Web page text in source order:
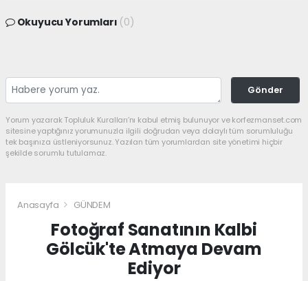
Okuyucu Yorumları (0)
Gönder
Yorum yazarak Topluluk Kuralları’nı kabul etmiş bulunuyor ve korfezmanset.com
sitesine yaptığınız yorumunuzla ilgili doğrudan veya dolaylı tüm sorumluluğu
tek başınıza üstleniyorsunuz. Yazılan tüm yorumlardan site yönetimi hiçbir
şekilde sorumlu tutulamaz.
Anasayfa GÜNDEM
Fotoğraf Sanatının Kalbi
Gölcük'te Atmaya Devam
Ediyor